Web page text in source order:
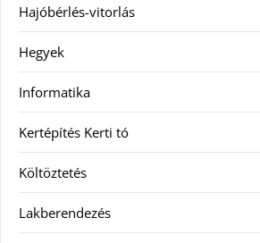
Hajóbérlés-vitorlás
Hegyek
Informatika
Kertépítés Kerti tó
Költöztetés
Lakberendezés